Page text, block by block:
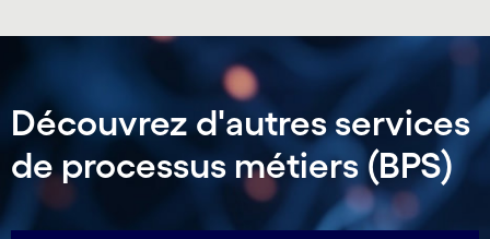
Découvrez d'autres services
de processus métiers (BPS)